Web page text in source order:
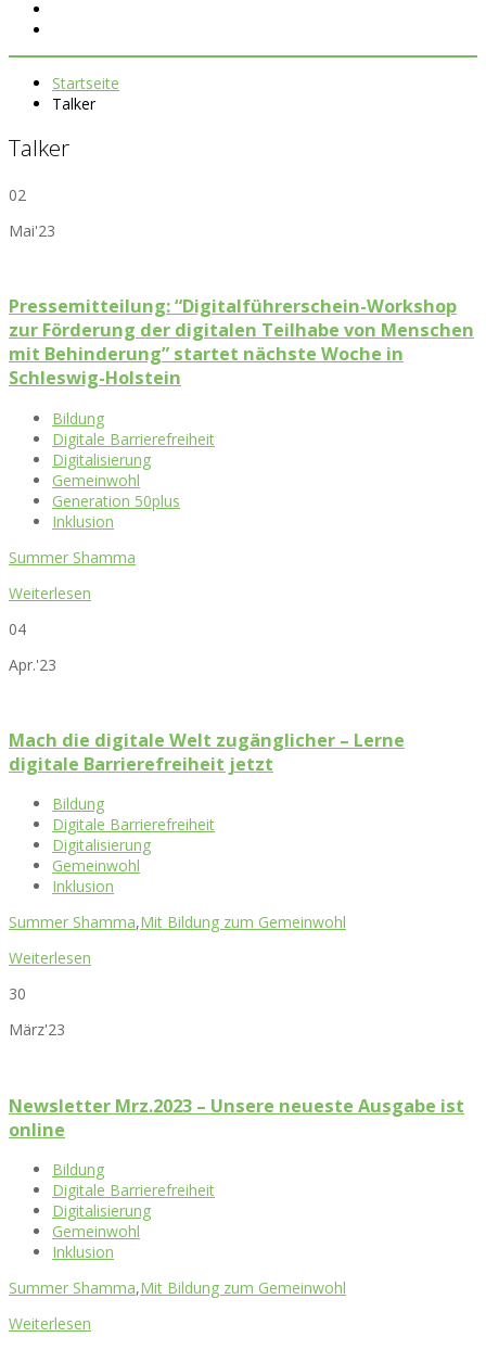
Startseite
Talker
Talker
02
Mai'23
Pressemitteilung: “Digitalführerschein-Workshop
zur Förderung der digitalen Teilhabe von Menschen
mit Behinderung” startet nächste Woche in
Schleswig-Holstein
Bildung
Digitale Barrierefreiheit
Digitalisierung
Gemeinwohl
Generation 50plus
Inklusion
Summer Shamma
Weiterlesen
04
Apr.'23
Mach die digitale Welt zugänglicher – Lerne
digitale Barrierefreiheit jetzt
Bildung
Digitale Barrierefreiheit
Digitalisierung
Gemeinwohl
Inklusion
Summer Shamma,Mit Bildung zum Gemeinwohl
Weiterlesen
30
März'23
Newsletter Mrz.2023 – Unsere neueste Ausgabe ist
online
Bildung
Digitale Barrierefreiheit
Digitalisierung
Gemeinwohl
Inklusion
Summer Shamma,Mit Bildung zum Gemeinwohl
Weiterlesen